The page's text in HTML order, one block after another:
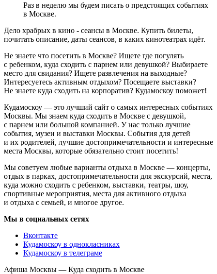
Раз в неделю мы будем писать о предстоящих событиях
в Москве.
Дело храбрых в кино - сеансы в Москве. Купить билеты,
почитать описание, даты сеансов, в каких кинотеатрах идёт.
Не знаете что посетить в Москве? Ищете где погулять
с ребенком, куда сходить с парнем или девушкой? Выбираете
место для свидания? Ищете развлечения на выходные?
Интересуетесь активным отдыхом? Посещаете выставки?
Не знаете куда сходить на корпоратив? Кудамоскоу поможет!
Кудамоскоу — это лучший сайт о самых интересных событиях
Москвы. Мы знаем куда сходить в Москве с девушкой,
с парнем или большой компанией. У нас только лучшие
события, музеи и выставки Москвы. События для детей
и их родителей, лучшие достопримечательности и интересные
места Москвы, которые обязательно стоит посетить!
Мы советуем любые варианты отдыха в Москве — концерты,
отдых в парках, достопримечательности для экскурсий, места,
куда можно сходить с ребенком, выставки, театры, шоу,
спортивные мероприятия, места для активного отдыха
и отдыха с семьей, и многое другое.
Мы в социальных сетях
Вконтакте
Кудамоскоу в однокласниках
Кудамоскоу в телеграме
Афиша Москвы — Куда сходить в Москве